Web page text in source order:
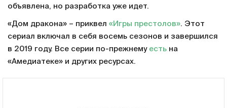
объявлена, но разработка уже идет.
«Дом дракона» – приквел «Игры престолов». Этот
сериал включал в себя восемь сезонов и завершился
в 2019 году. Все серии по-прежнему есть на
«Амедиатеке» и других ресурсах.